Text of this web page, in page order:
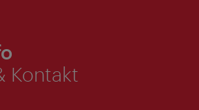
Kontakt